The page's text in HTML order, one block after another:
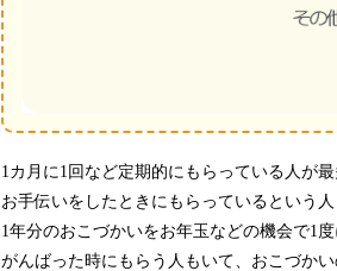
1カ月に1回など定期的にもらっている人が
お手伝いをしたときにもらっているという
1年分のおこづかいをお年玉などの機会で1
がんばった時にもらう人もいて、おこづか